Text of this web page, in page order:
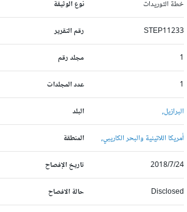
نوع الوثيقة خطة التوريدات
رقم التقرير STEP11233
مجلد رقم 1
عدد المجلدات 1
البلد البرازيل,
المنطقة أمريكا اللاتينية والبحر الكاريبي,
تاريخ الإفصاح 2018/7/24
حالة الافصاح Disclosed